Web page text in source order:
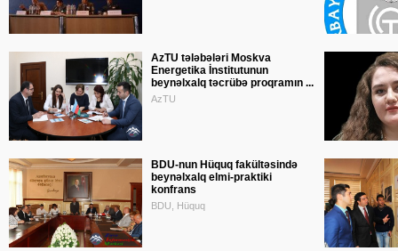
AzTU tələbələri Moskva
Energetika İnstitutunun
beynəlxalq təcrübə proqramın ...
AzTU
BDU-nun Hüquq fakültəsində
beynəlxalq elmi-praktiki
konfrans
BDU, Hüquq